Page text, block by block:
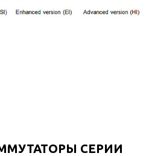
СЕРИИ